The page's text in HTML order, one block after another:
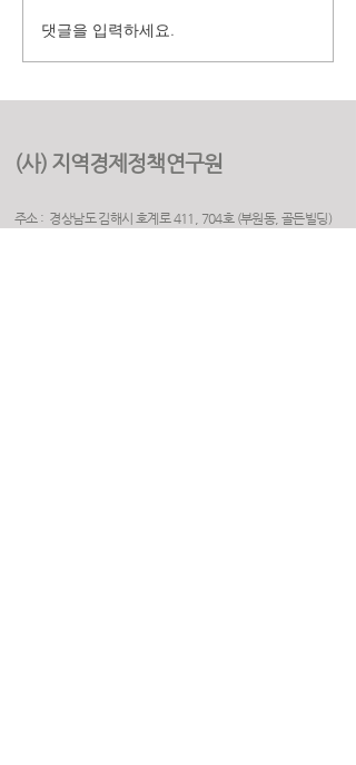
구미시 취업지원센터 만족
도 조사 용역
댓글을 입력하세요.
(사) 지역경제정책연구원
주소 : 경상남도 김해시 호계로 411, 704호 (부원동, 골든빌딩)